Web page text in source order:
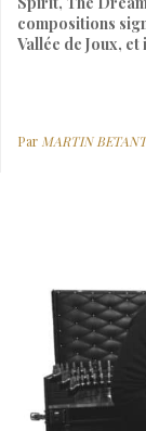
compositions
Vallée de Joux,
Par MARTIN BETANT